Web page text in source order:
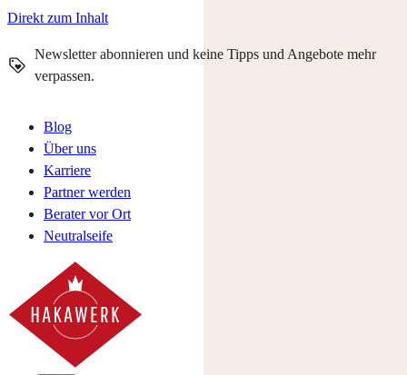
Direkt zum Inhalt
Newsletter abonnieren und keine Tipps und Angebote mehr
verpassen.
Blog
Über uns
Karriere
Partner werden
Berater vor Ort
Neutralseife